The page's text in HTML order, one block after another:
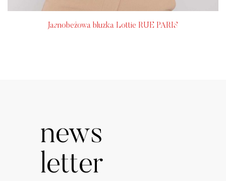
Jasnobeżowa bluzka Lottie RUE PARIS
news
letter